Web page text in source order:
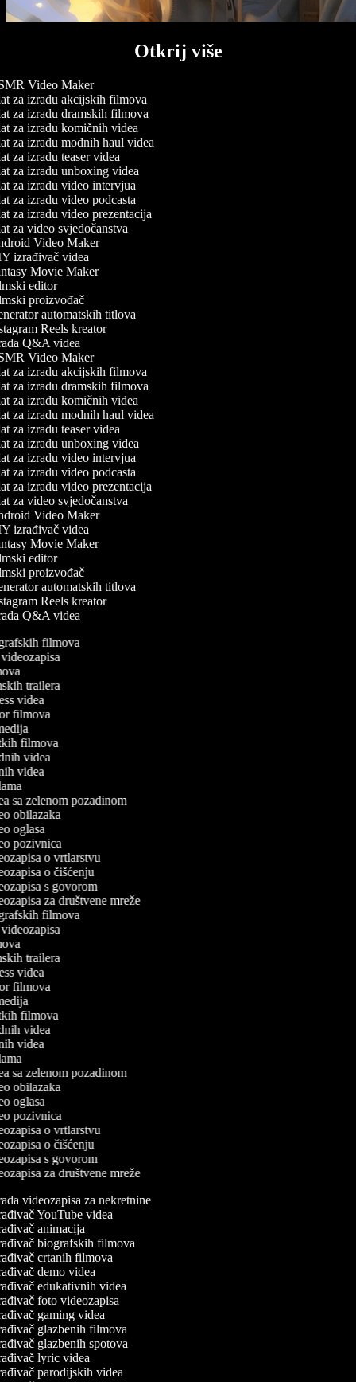
Otkrij više
Video Maker
za izradu akcijskih filmova
za izradu dramskih filmova
za izradu komičnih videa
za izradu modnih haul videa
za izradu teaser videa
za izradu unboxing videa
za izradu video intervjua
za izradu video podcasta
za izradu video prezentacija
za video svjedočanstva
Video Maker
izrađivač videa
Movie Maker
editor
proizvođač
automatskih titlova
Reels kreator
Q&A videa
Video Maker
za izradu akcijskih filmova
za izradu dramskih filmova
za izradu komičnih videa
za izradu modnih haul videa
za izradu teaser videa
za izradu unboxing videa
za izradu video intervjua
za izradu video podcasta
za izradu video prezentacija
za video svjedočanstva
Video Maker
izrađivač videa
Movie Maker
editor
proizvođač
automatskih titlova
Reels kreator
Q&A videa
filmova
videozapisa
trailera
videa
filmova
filmova
videa
videa
sa zelenom pozadinom
obilazaka
oglasa
pozivnica
o vrtlarstvu
o čišćenju
s govorom
za društvene mreže
filmova
videozapisa
trailera
videa
filmova
filmova
videa
videa
sa zelenom pozadinom
obilazaka
oglasa
pozivnica
o vrtlarstvu
o čišćenju
s govorom
za društvene mreže
videozapisa za nekretnine
YouTube videa
animacija
biografskih filmova
crtanih filmova
demo videa
edukativnih videa
foto videozapisa
gaming videa
glazbenih filmova
glazbenih spotova
lyric videa
parodijskih videa